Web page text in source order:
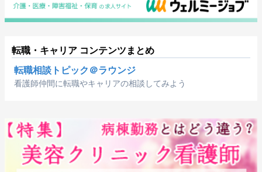
転職・キャリア コンテンツまとめ
転職相談トピック＠ラウンジ
看護師仲間に転職やキャリアの相談してみよう